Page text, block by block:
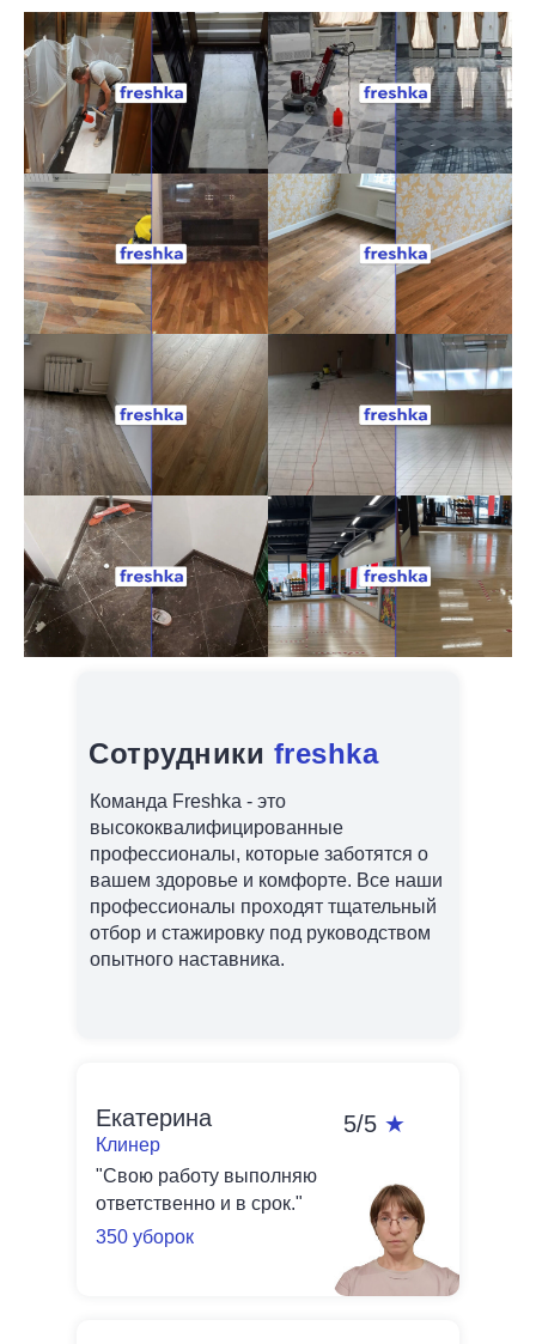
Команда Freshka - это
высококвалифицированные
профессионалы, которые заботятся о
вашем здоровье и комфорте. Все наши
профессионалы проходят тщательный
отбор и стажировку под руководством
опытного наставника.
Сотрудники freshka
"Свою работу выполняю
ответственно и в срок."
Клинер
Екатерина
350 уборок
5/5 ★